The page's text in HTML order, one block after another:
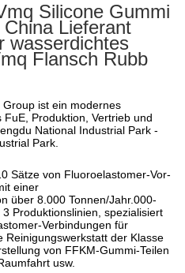
Silicone Gummi
Lieferant
wasserdichtes
Flansch Rubb
ist ein modernes
Produktion, Vertrieb und
National Industrial Park -
Park.
Sätze von Fluoroelastomer-Vor-
einer
über 8.000 Tonnen/Jahr.000-
Produktionslinien, spezialisiert
Verbindungen für
Reinigungswerkstatt der Klasse
von FFKM-Gummi-Teilen
usw.